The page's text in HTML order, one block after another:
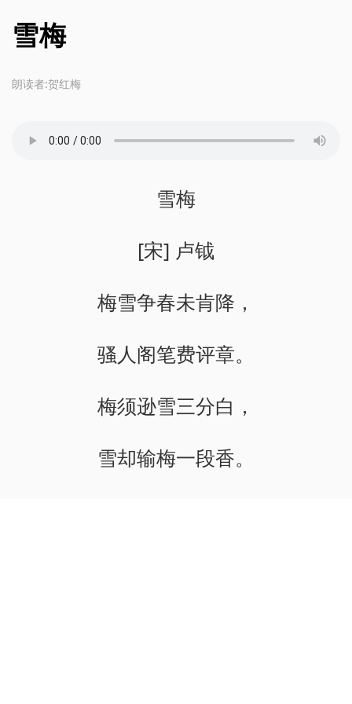
雪梅
朗读者:贺红梅
雪梅
[宋] 卢钺
梅雪争春未肯降，
骚人阁笔费评章。
梅须逊雪三分白，
雪却输梅一段香。